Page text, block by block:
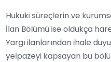
Hukuki süreçlerin ve
İlan Bölümü ise oldukça
Yargı ilanlarından ihale
yelpazeyi kapsayan bu